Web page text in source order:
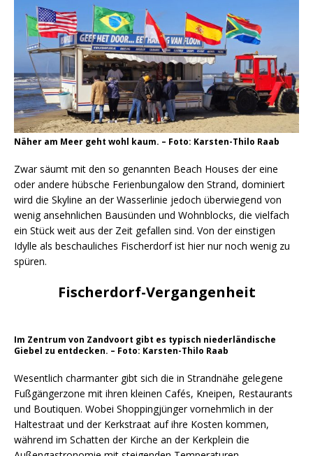
Näher am Meer geht wohl kaum. – Foto: Karsten-Thilo Raab
Zwar säumt mit den so genannten Beach Houses der eine
oder andere hübsche Ferienbungalow den Strand, dominiert
wird die Skyline an der Wasserlinie jedoch überwiegend von
wenig ansehnlichen Bausünden und Wohnblocks, die vielfach
ein Stück weit aus der Zeit gefallen sind. Von der einstigen
Idylle als beschauliches Fischerdorf ist hier nur noch wenig zu
spüren.
Fischerdorf-Vergangenheit
Im Zentrum von Zandvoort gibt es typisch niederländische
Giebel zu entdecken. – Foto: Karsten-Thilo Raab
Wesentlich charmanter gibt sich die in Strandnähe gelegene
Fußgängerzone mit ihren kleinen Cafés, Kneipen, Restaurants
und Boutiquen. Wobei Shoppingjünger vornehmlich in der
Haltestraat und der Kerkstraat auf ihre Kosten kommen,
während im Schatten der Kirche an der Kerkplein die